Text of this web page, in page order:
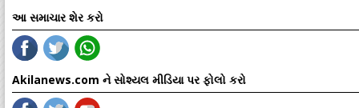
આ સમાચાર શેર કરો
Akilanews.com ને સોશ્યલ મીડિયા પર ફોલો કરો